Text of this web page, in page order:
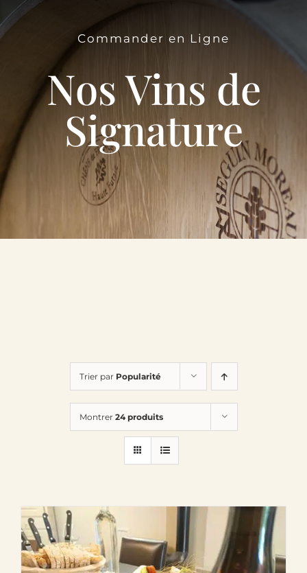
Le Domaine
Œnotourisme
Acheter en ligne
Actualités
Contactez-nous
Commander en Ligne
Nos Vins de
Signature
Trier par Popularité
Montrer 24 produits